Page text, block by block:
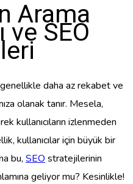
Arama
ve SEO
daha az rekabet ve
olanak tanır. Mesela,
kullanıcıların izlenmeden
kullanıcılar için büyük bir
bu, SEO stratejilerinin
geliyor mu? Kesinlikle!